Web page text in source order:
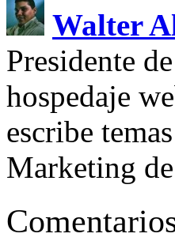
Walter
Presidente de
hospedaje
escribe
Marketing